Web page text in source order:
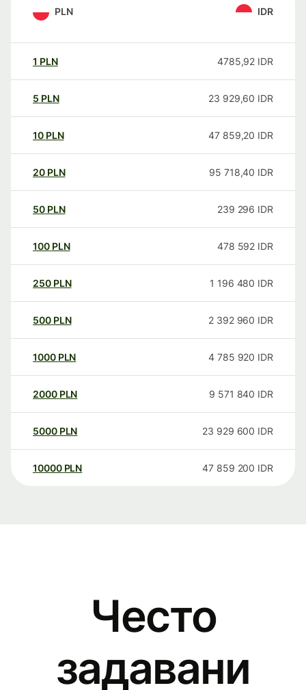
PLN IDR
1 PLN 4785,92 IDR
5 PLN 23 929,60 IDR
10 PLN 47 859,20 IDR
20 PLN 95 718,40 IDR
50 PLN 239 296 IDR
100 PLN 478 592 IDR
250 PLN 1 196 480 IDR
500 PLN 2 392 960 IDR
1000 PLN 4 785 920 IDR
2000 PLN 9 571 840 IDR
5000 PLN 23 929 600 IDR
10000 PLN 47 859 200 IDR
Често
задавани